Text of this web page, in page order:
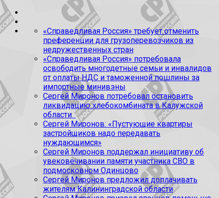
«Справедливая Россия» требует отменить
преференции для грузоперевозчиков из
недружественных стран
«Справедливая Россия» потребовала
освободить многодетные семьи и инвалидов
от оплаты НДС и таможенной пошлины за
импортные минивэны
Сергей Миронов потребовал остановить
ликвидацию хлебокомбината в Калужской
области
Сергей Миронов: «Пустующие квартиры
застройщиков надо передавать
нуждающимся»
Сергей Миронов поддержал инициативу об
увековечивании памяти участника СВО в
подмосковном Одинцово
Сергей Миронов предложил доплачивать
жителям Калининградской области